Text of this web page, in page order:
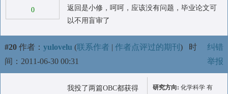
0
返回是小修，呵呵，应该没有问题，毕业论文可
以不用盲审了
#20 作者： yulovelu (联系作者 | 作者点评过的期刊 ) 时
间：2011-06-30 00:31
纠错
举报
我投了两篇OBC都获得
研究方向: 化学科学 有